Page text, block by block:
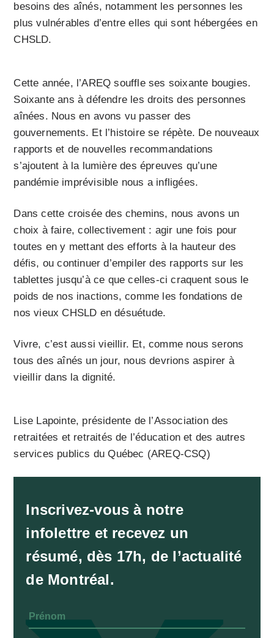
besoins des aînés, notamment les personnes les
plus vulnérables d’entre elles qui sont hébergées en
CHSLD.
Cette année, l’AREQ souffle ses soixante bougies.
Soixante ans à défendre les droits des personnes
aînées. Nous en avons vu passer des
gouvernements. Et l’histoire se répète. De nouveaux
rapports et de nouvelles recommandations
s’ajoutent à la lumière des épreuves qu’une
pandémie imprévisible nous a infligées.
Dans cette croisée des chemins, nous avons un
choix à faire, collectivement : agir une fois pour
toutes en y mettant des efforts à la hauteur des
défis, ou continuer d’empiler des rapports sur les
tablettes jusqu’à ce que celles-ci craquent sous le
poids de nos inactions, comme les fondations de
nos vieux CHSLD en désuétude.
Vivre, c’est aussi vieillir. Et, comme nous serons
tous des aînés un jour, nous devrions aspirer à
vieillir dans la dignité.
Lise Lapointe, présidente de l’Association des
retraitées et retraités de l’éducation et des autres
services publics du Québec (AREQ-CSQ)
Inscrivez-vous à notre
infolettre et recevez un
résumé, dès 17h, de l’actualité
de Montréal.